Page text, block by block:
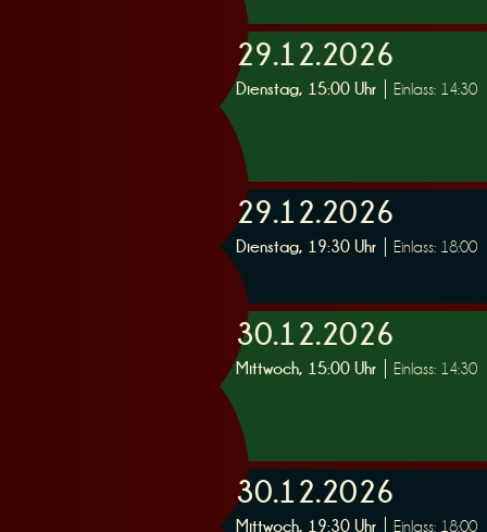
29.12.2026
Dienstag, 15:00 Uhr Einlass: 14:30
29.12.2026
Dienstag, 19:30 Uhr Einlass: 18:00
30.12.2026
Mittwoch, 15:00 Uhr Einlass: 14:30
30.12.2026
Mittwoch, 19:30 Uhr Einlass: 18:00